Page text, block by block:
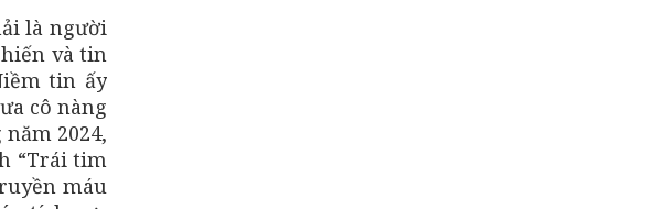
là người
và tin
tin ấy
cô nàng
2024,
“Trái tim
máu